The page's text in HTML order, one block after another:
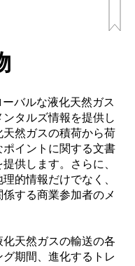
ーバルな液化天然ガス
タルズ情報を提供し
天然ガスの積荷から荷
イントに関する文書
供します。さらに、
的情報だけでなく、
する商業参加者のメ
天然ガスの輸送の各
期間、進化するトレ